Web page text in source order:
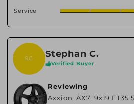
Service
SC Stephan C.
Verified Buyer
Reviewing
Axxion, AX7, 9x19 ET35